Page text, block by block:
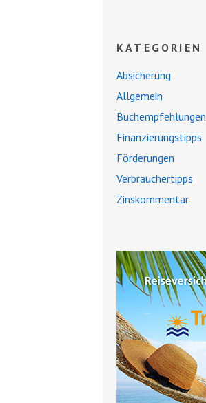
KATEGORIEN
Absicherung
Allgemein
Buchempfehlungen
Finanzierungstipps
Förderungen
Verbrauchertipps
Zinskommentar